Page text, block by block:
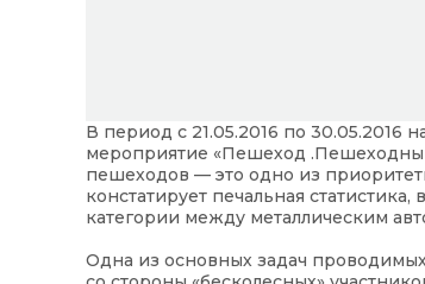
В период с 21.05.2016 по 30.05.2016
мероприятие «Пешеход
пешеходов — это одно из
констатирует печальная
категории между металлическим
Одна из основных задач